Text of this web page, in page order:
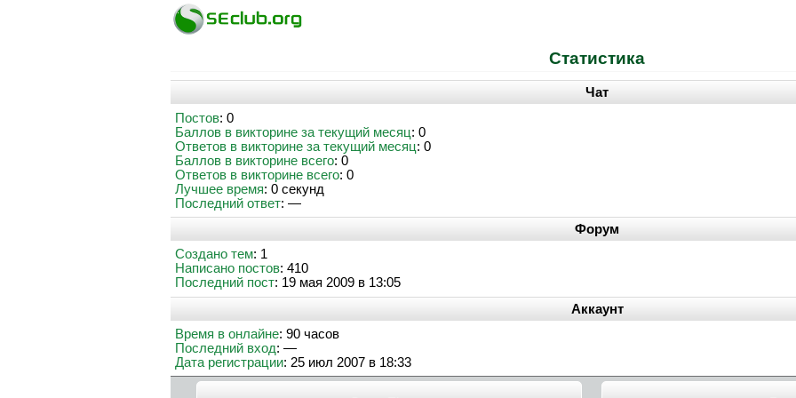
Статистика
Чат
Постов: 0
Баллов в викторине за текущий месяц: 0
Ответов в викторине за текущий месяц: 0
Баллов в викторине всего: 0
Ответов в викторине всего: 0
Лучшее время: 0 секунд
Последний ответ: —
Форум
Создано тем: 1
Написано постов: 410
Последний пост: 19 мая 2009 в 13:05
Аккаунт
Время в онлайне: 90 часов
Последний вход: —
Дата регистрации: 25 июл 2007 в 18:33